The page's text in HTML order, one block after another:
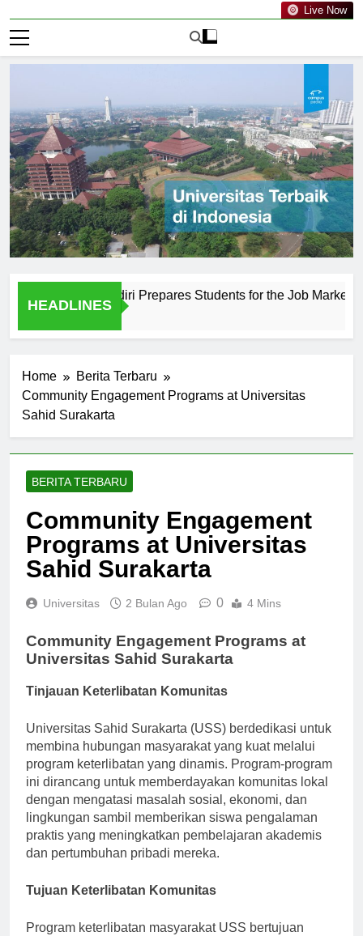
Live Now
HEADLINES
Kediri Prepares Students for the Job Market
Home
Berita Terbaru
Community Engagement Programs at Universitas
Sahid Surakarta
BERITA TERBARU
Community Engagement
Programs at Universitas
Sahid Surakarta
Universitas 2 Bulan Ago 0 4 Mins
Community Engagement Programs at
Universitas Sahid Surakarta
Tinjauan Keterlibatan Komunitas
Universitas Sahid Surakarta (USS) berdedikasi untuk
membina hubungan masyarakat yang kuat melalui
program keterlibatan yang dinamis. Program-program
ini dirancang untuk memberdayakan komunitas lokal
dengan mengatasi masalah sosial, ekonomi, dan
lingkungan sambil memberikan siswa pengalaman
praktis yang meningkatkan pembelajaran akademis
dan pertumbuhan pribadi mereka.
Tujuan Keterlibatan Komunitas
Program keterlibatan masyarakat USS bertujuan